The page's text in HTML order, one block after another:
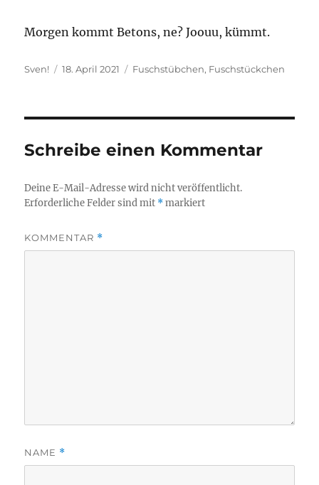
Morgen kommt Betons, ne? Joouu, kümmt.
Autor
Sven!
Veröffentlicht
18. April 2021 Kategorien
Fuschstübchen, Fuschstückchen
Schreibe einen Kommentar
Deine E-Mail-Adresse wird nicht veröffentlicht.
Erforderliche Felder sind mit *markiert
KOMMENTAR *
NAME *